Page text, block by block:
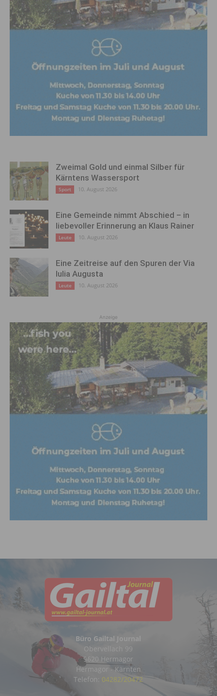
Zweimal Gold und einmal Silber für
Kärntens Wassersport
Sport 10. August 2026
Eine Gemeinde nimmt Abschied – in
liebevoller Erinnerung an Klaus Rainer
Leute 10. August 2026
Eine Zeitreise auf den Spuren der Via
Iulia Augusta
Leute 10. August 2026
Anzeige
Büro Gailtal Journal
Obervellach 99
9620 Hermagor
Hermagor - Kärnten
Telefon: 04282/20472